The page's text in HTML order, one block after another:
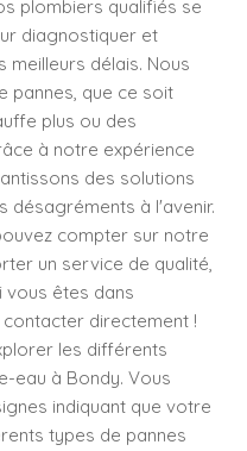
plombiers qualifiés se
diagnostiquer et
délais. Nous
pannes, que ce soit
plus ou des
à notre expérience
des solutions
désagréments à l'avenir.
compter sur notre
un service de qualité,
vous êtes dans
contacter directement !
les différents
eau à Bondy. Vous
indiquant que votre
types de pannes